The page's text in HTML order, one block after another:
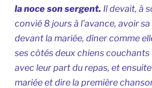
la noce son sergent. Il devait, à
convié 8 jours à l’avance, avoir
devant la mariée, dîner comme
ses côtés deux chiens couchants
avec leur part du repas, et
mariée et dire la première